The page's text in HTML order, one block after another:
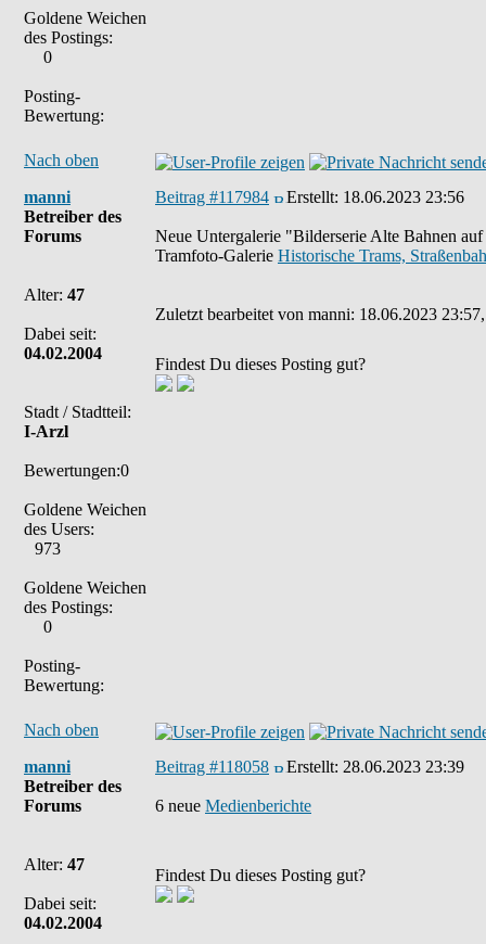
Goldene Weichen
des Postings:
0
Posting-
Bewertung:
Nach oben
manni
Betreiber des
Forums
Alter: 47
Dabei seit:
04.02.2004
Stadt / Stadtteil:
I-Arzl
Bewertungen:0
Goldene Weichen
des Users:
973
Goldene Weichen
des Postings:
0
Posting-
Bewertung:
Beitrag #117984 Erstellt: 18.06.2023 23:56
Neue Untergalerie "Bilderserie Alte Bahnen
Tramfoto-Galerie Historische Trams,
Zuletzt bearbeitet von manni: 18.06.2023
Findest Du dieses Posting gut?
Nach oben
manni
Betreiber des
Forums
Alter: 47
Dabei seit:
04.02.2004
Beitrag #118058 Erstellt: 28.06.2023 23:39
6 neue Medienberichte
Findest Du dieses Posting gut?